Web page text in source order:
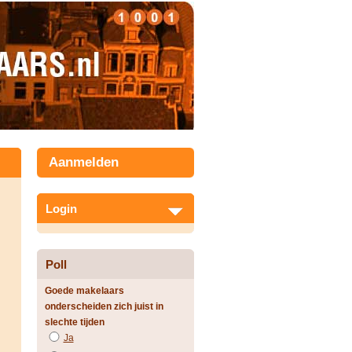
Aanmelden
Login
Poll
Goede makelaars
onderscheiden zich juist in
slechte tijden
Ja